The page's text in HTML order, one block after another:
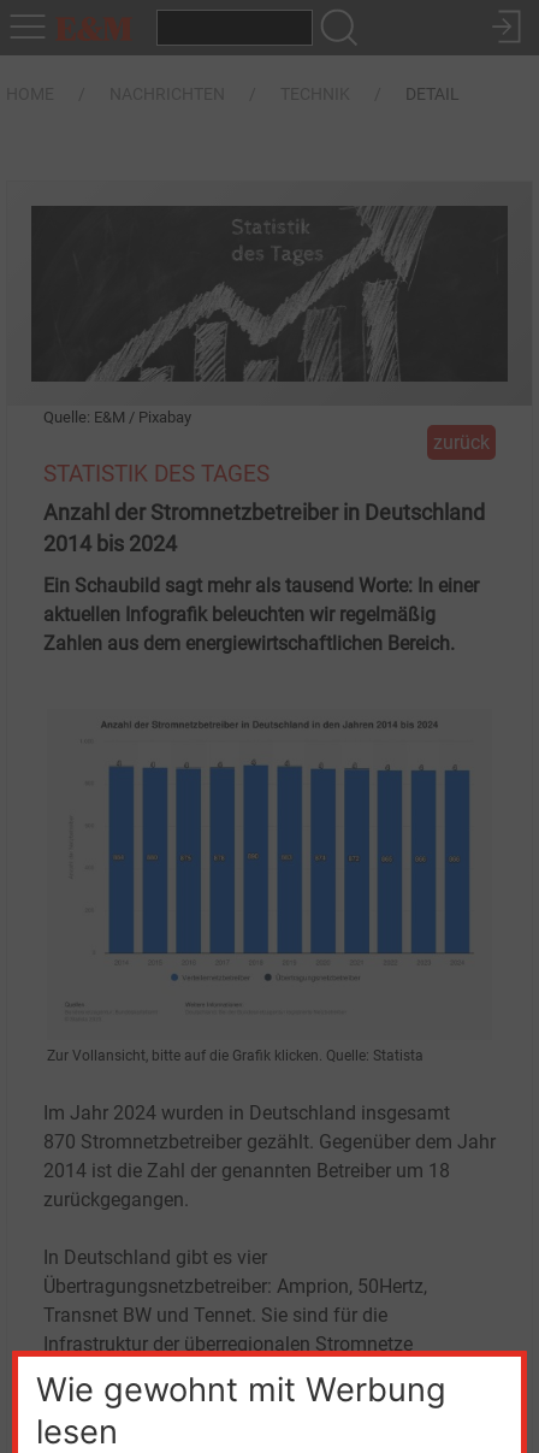
DETAIL
Wie gewohnt mit Werbung
lesen
Quelle: E&M / Pixabay
zurück
STATISTIK DES TAGES
Anzahl der Stromnetzbetreiber in Deutschland
2014 bis 2024
Ein Schaubild sagt mehr als tausend Worte: In einer
aktuellen Infografik beleuchten wir regelmäßig
Zahlen aus dem energiewirtschaftlichen Bereich.
Zur Vollansicht, bitte auf die Grafik klicken. Quelle: Statista
Im Jahr 2024 wurden in Deutschland insgesamt
870 Stromnetzbetreiber gezählt. Gegenüber dem Jahr
2014 ist die Zahl der genannten Betreiber um 18
zurückgegangen.
In Deutschland gibt es vier
Übertragungsnetzbetreiber: Amprion, 50Hertz,
Transnet BW und Tennet. Sie sind für die
Infrastruktur der überregionalen Stromnetze
verantwortlich. Die derzeit 866 Verteilernetzbetreiber
sind für Stromnetze im Nieder-, Mittel- und
Hochspannungsbereich zuständig.